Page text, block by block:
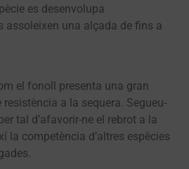
es desenvolupa
assoleixen una alçada de fins a
el fonoll presenta una gran
a la sequera. Segueu-
tal d’afavorir-ne el rebrot a la
la competència d’altres espècies